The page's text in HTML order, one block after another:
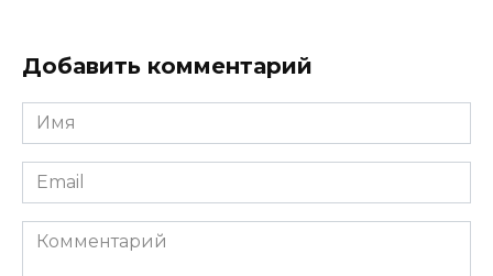
Добавить комментарий
Имя
Email
Комментарий